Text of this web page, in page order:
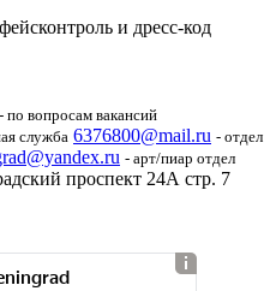
и дресс-код
- по вопросам вакансий
служба 6376800@mail.ru - отдел
- арт/пиар отдел
проспект 24А стр. 7